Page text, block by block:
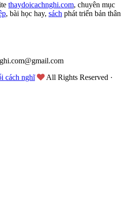
thaydoicachnghi.com, chuyên mục
, bài học hay, sách phát triển bản thân
cách nghĩ
All Rights Reserved ·